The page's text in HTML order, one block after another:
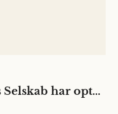
Videnskabernes Selskab har optaget 30 nye medlemmer